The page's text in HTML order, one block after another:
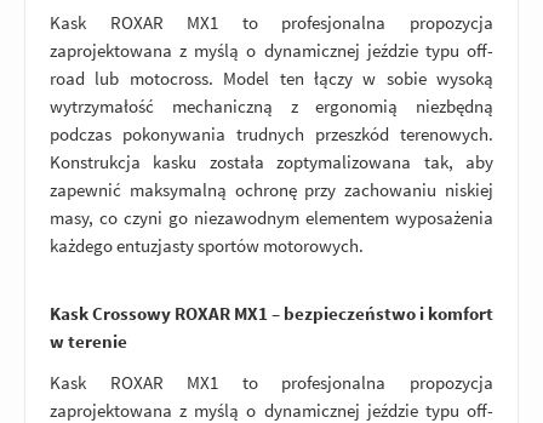
Kask ROXAR MX1 to profesjonalna propozycja
zaprojektowana z myślą o dynamicznej jeździe typu off-
road lub motocross. Model ten łączy w sobie wysoką
wytrzymałość mechaniczną z ergonomią niezbędną
podczas pokonywania trudnych przeszkód terenowych.
Konstrukcja kasku została zoptymalizowana tak, aby
zapewnić maksymalną ochronę przy zachowaniu niskiej
masy, co czyni go niezawodnym elementem wyposażenia
każdego entuzjasty sportów motorowych.
Kask Crossowy ROXAR MX1 – bezpieczeństwo i komfort
w terenie
Kask ROXAR MX1 to profesjonalna propozycja
zaprojektowana z myślą o dynamicznej jeździe typu off-